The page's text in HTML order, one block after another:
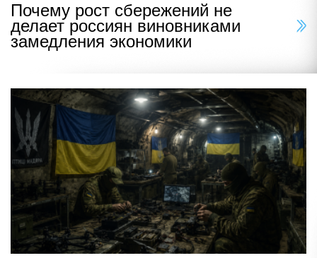
Почему рост сбережений не
делает россиян виновниками
замедления экономики